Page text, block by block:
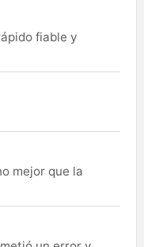
fiable y
mejor que la